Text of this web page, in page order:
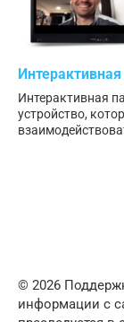
Интерактивная
устройство,
© 2026
информации с